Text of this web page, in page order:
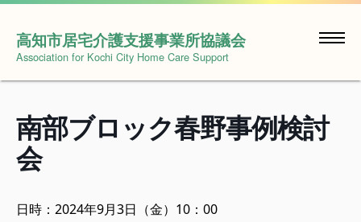
Skip
content
高知市居宅介護支援事業所協議会
Association for Kochi City Home Care Support
南部ブロック春野事例検討
会
日時：2024年9月3日（金）10：00